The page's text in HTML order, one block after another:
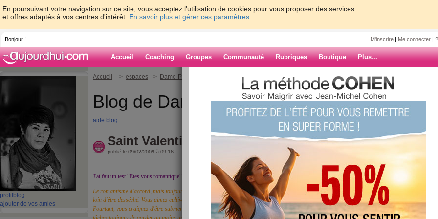
En poursuivant votre navigation sur ce site, vous acceptez l'utilisation de cookies pour vous proposer des services
et offres adaptés à vos centres d'intérêt. En savoir plus et gérer ces paramètres.
Bonjour ! M'inscrire | Me connecter |
Accueil Coaching Groupes Communauté Rubriques Boutique Plus...
profil blog
ajouter de vos amies
Accueil > espaces > Dame-Polgara > Saint Valentin and Co.
Blog de Dame-Polgara
aide blog
Saint Valentin and Co.
publié le 09/02/2009 à 09:16
J'ai fait un test "Etes vous romantique". Voici les résultats:
Le romantisme d'accord, mais toujours avec un zeste de réalisme. Vous avez un coeur et il est
loin d'être desséché. Vous aimez cultiver les sentiments car vous savez y être sensible.
Pourtant, vous craignez d'être submergée par un flot de sentiments. C'est pourquoi vous
tâchez toujours de garder au moins un pied sur terre.Dans vos relations, vous vous retenez
ARCHIVES